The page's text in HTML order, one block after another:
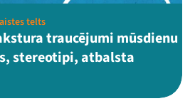
telts
traucējumi mūsdienu
stereotipi, atbalsta